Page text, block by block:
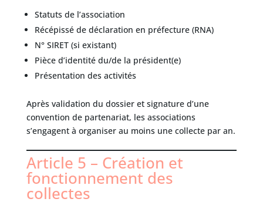
Statuts de l’association
Récépissé de déclaration en préfecture (RNA)
N° SIRET (si existant)
Pièce d’identité du/de la président(e)
Présentation des activités
Après validation du dossier et signature d’une
convention de partenariat, les associations
s’engagent à organiser au moins une collecte par an.
Article 5 – Création et
fonctionnement des
collectes